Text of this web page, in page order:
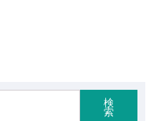
検
索